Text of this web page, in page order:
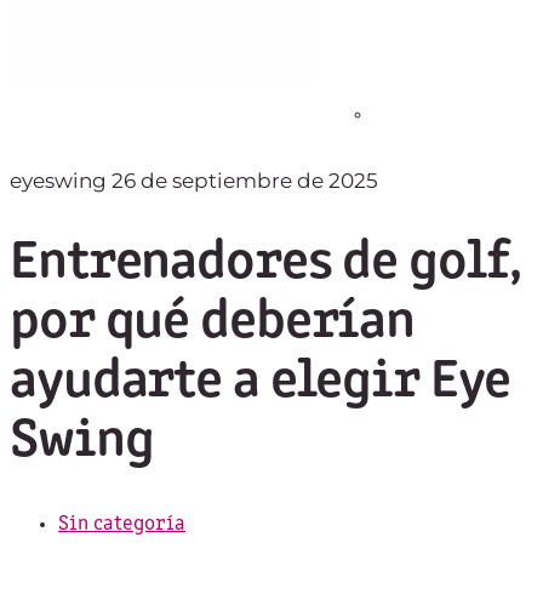
eyeswing 26 de septiembre de 2025
Entrenadores de golf,
por qué deberían
ayudarte a elegir Eye
Swing
Sin categoría